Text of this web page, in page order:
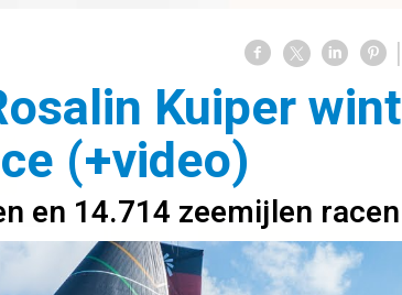
Kuiper wint
(+video)
en 14.714 zeemijlen racen